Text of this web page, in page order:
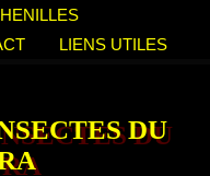
LIENS UTILES
DU